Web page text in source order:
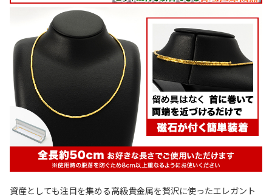
資産としても注目を集める高級貴金属を贅沢に使ったエレガント